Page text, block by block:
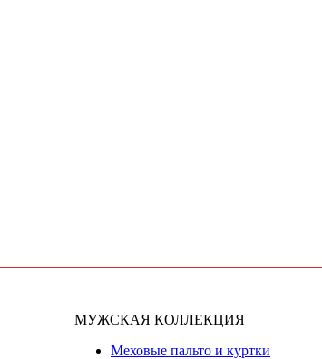
МУЖСКАЯ КОЛЛЕКЦИЯ
Меховые пальто и куртки